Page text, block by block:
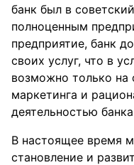
банк был в
полноценным
предприятие, банк
своих услуг, что в
возможно только на
маркетинга и
деятельностью
В настоящее время
становление и